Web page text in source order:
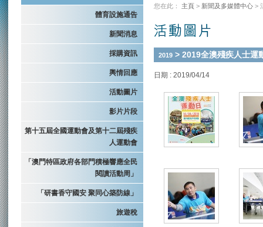
體育設施通告
新聞消息
採購資訊
輿情回應
活動圖片
影片片段
第十五屆全國運動會及第十二屆殘疾
人運動會
「澳門特區政府各部門積極響應全民
閱讀活動周」
「研書香守國安 聚同心築防線」
旅遊稅
您在此： 主頁 > 新聞及多媒體中心 >
2019 > 2019全澳殘疾人士運
日期 : 2019/04/14